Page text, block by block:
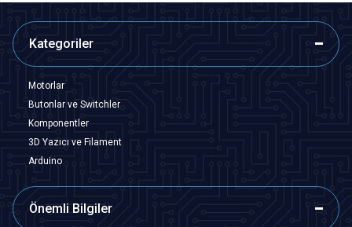
Kategoriler
Motorlar
Butonlar ve Switchler
Komponentler
3D Yazıcı ve Filament
Arduino
Önemli Bilgiler